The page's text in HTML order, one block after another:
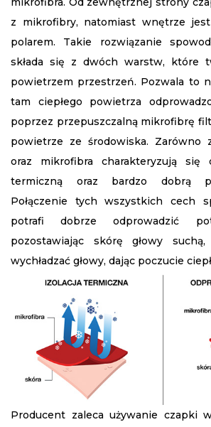
z mikrofibry, natomiast wnętrze
polarem. Takie rozwiązanie
składa się z dwóch warstw, które
powietrzem przestrzeń. Pozwala to
tam ciepłego powietrza
poprzez przepuszczalną mikrofibrę
powietrze ze środowiska. Zarówno
oraz mikrofibra charakteryzują się
termiczną oraz bardzo dobrą
Połączenie tych wszystkich cech
potrafi dobrze odprowadzić
pozostawiając skórę głowy
wychładzać głowy, dając poczucie
Producent zaleca używanie czapki